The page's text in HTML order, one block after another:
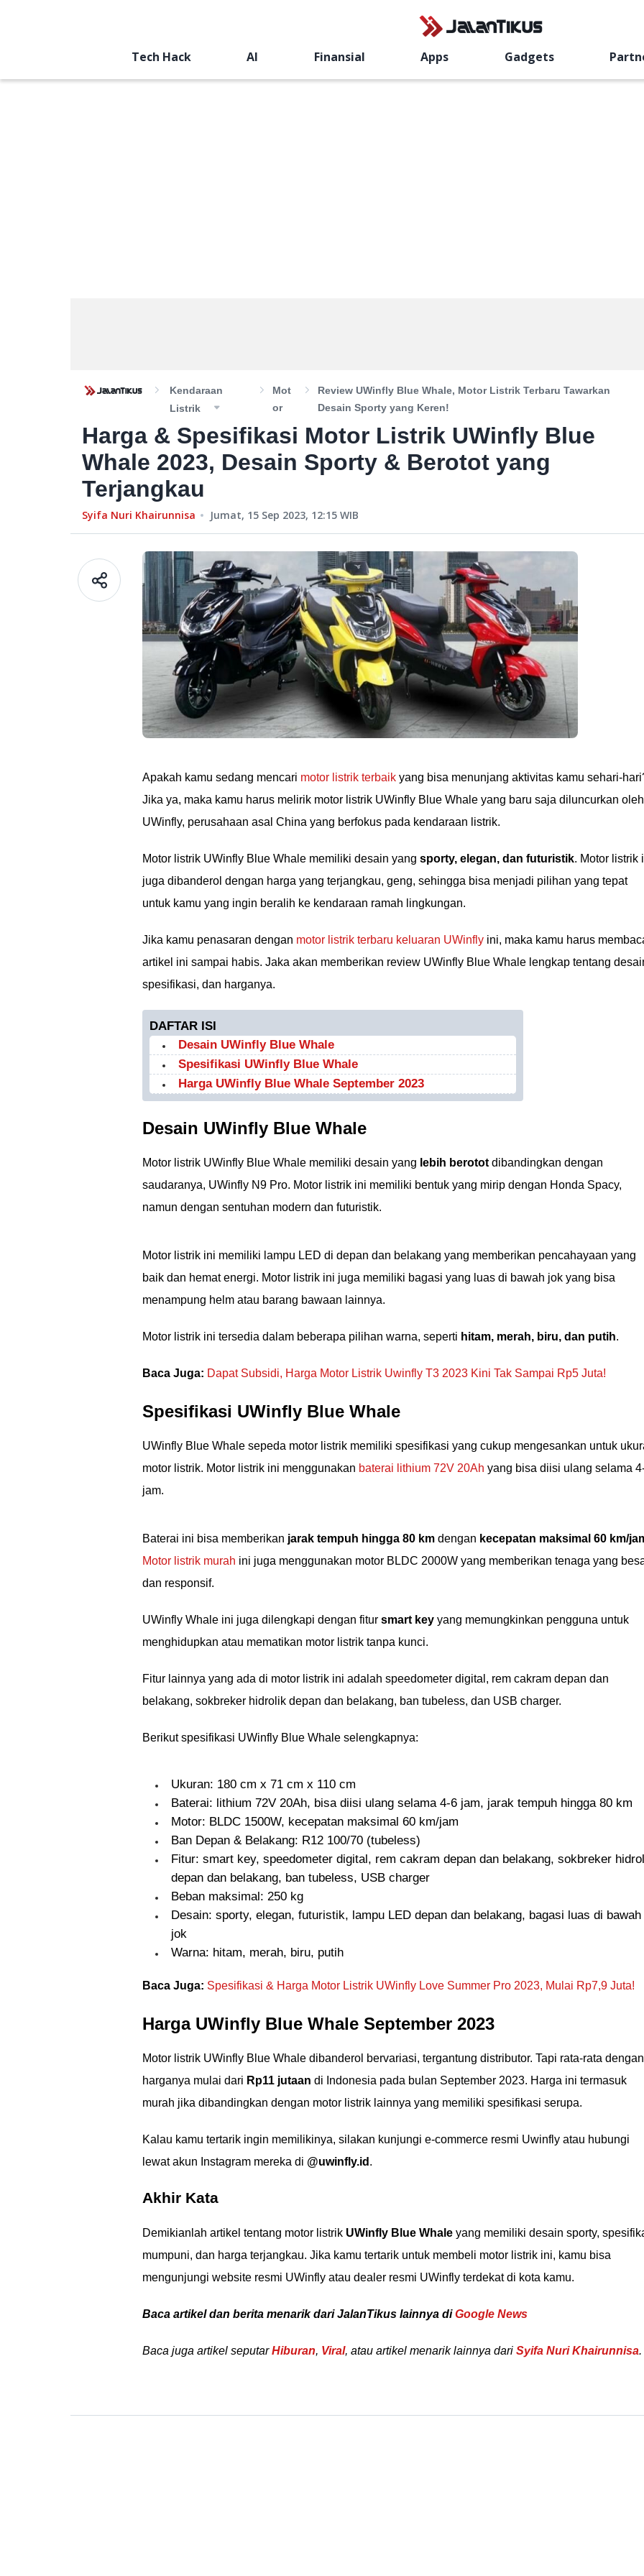
Tech Hack AI Finansial Apps Gadgets
Kendaraan
Listrik
Mot
Or
Review UWinfly Blue Whale, Motor Listrik Terbaru Tawarkan
Desain Sporty yang Keren!
Harga & Spesifikasi Motor Listrik UWinfly Blue
Whale 2023, Desain Sporty & Berotot yang
Terjangkau
Syifa Nuri Khairunnisa Jumat, 15 Sep 2023, 12:15 WIB
Apakah kamu sedang mencari motor listrik terbaik yang bisa menunjang aktivitas kamu sehari-
Jika ya, maka kamu harus melirik motor listrik UWinfly Blue Whale yang baru saja diluncurkan oleh
UWinfly, perusahaan asal China yang berfokus pada kendaraan listrik.
Motor listrik UWinfly Blue Whale memiliki desain yang sporty, elegan, dan futuristik. Motor listrik
juga dibanderol dengan harga yang terjangkau, geng, sehingga bisa menjadi pilihan yang tepat
untuk kamu yang ingin beralih ke kendaraan ramah lingkungan.
Jika kamu penasaran dengan motor listrik terbaru keluaran UWinfly ini, maka kamu harus
artikel ini sampai habis. Jaka akan memberikan review UWinfly Blue Whale lengkap tentang
spesifikasi, dan harganya.
DAFTAR ISI
Desain UWinfly Blue Whale
Spesifikasi UWinfly Blue Whale
Harga UWinfly Blue Whale September 2023
Desain UWinfly Blue Whale
Motor listrik UWinfly Blue Whale memiliki desain yang lebih berotot dibandingkan dengan
saudaranya, UWinfly N9 Pro. Motor listrik ini memiliki bentuk yang mirip dengan Honda Spacy,
namun dengan sentuhan modern dan futuristik.
Motor listrik ini memiliki lampu LED di depan dan belakang yang memberikan pencahayaan yang
baik dan hemat energi. Motor listrik ini juga memiliki bagasi yang luas di bawah jok yang bisa
menampung helm atau barang bawaan lainnya.
Motor listrik ini tersedia dalam beberapa pilihan warna, seperti hitam, merah, biru, dan putih.
Baca Juga: Dapat Subsidi, Harga Motor Listrik Uwinfly T3 2023 Kini Tak Sampai Rp5 Juta!
Spesifikasi UWinfly Blue Whale
UWinfly Blue Whale sepeda motor listrik memiliki spesifikasi yang cukup mengesankan untuk
motor listrik. Motor listrik ini menggunakan baterai lithium 72V 20Ah yang bisa diisi ulang selama
jam.
Baterai ini bisa memberikan jarak tempuh hingga 80 km dengan kecepatan maksimal 60 km/
Motor listrik murah ini juga menggunakan motor BLDC 2000W yang memberikan tenaga yang
dan responsif.
UWinfly Whale ini juga dilengkapi dengan fitur smart key yang memungkinkan pengguna untuk
menghidupkan atau mematikan motor listrik tanpa kunci.
Fitur lainnya yang ada di motor listrik ini adalah speedometer digital, rem cakram depan dan
belakang, sokbreker hidrolik depan dan belakang, ban tubeless, dan USB charger.
Berikut spesifikasi UWinfly Blue Whale selengkapnya:
Ukuran: 180 cm x 71 cm x 110 cm
Baterai: lithium 72V 20Ah, bisa diisi ulang selama 4-6 jam, jarak tempuh hingga 80 km
Motor: BLDC 1500W, kecepatan maksimal 60 km/jam
Ban Depan & Belakang: R12 100/70 (tubeless)
Fitur: smart key, speedometer digital, rem cakram depan dan belakang, sokbreker
depan dan belakang, ban tubeless, USB charger
Beban maksimal: 250 kg
Desain: sporty, elegan, futuristik, lampu LED depan dan belakang, bagasi luas di bawah
jok
Warna: hitam, merah, biru, putih
Baca Juga: Spesifikasi & Harga Motor Listrik UWinfly Love Summer Pro 2023, Mulai Rp7,9 Juta!
Harga UWinfly Blue Whale September 2023
Motor listrik UWinfly Blue Whale dibanderol bervariasi, tergantung distributor. Tapi rata-rata dengan
harganya mulai dari Rp11 jutaan di Indonesia pada bulan September 2023. Harga ini termasuk
murah jika dibandingkan dengan motor listrik lainnya yang memiliki spesifikasi serupa.
Kalau kamu tertarik ingin memilikinya, silakan kunjungi e-commerce resmi Uwinfly atau hubungi
lewat akun Instagram mereka di @uwinfly.id .
Akhir Kata
Demikianlah artikel tentang motor listrik UWinfly Blue Whale yang memiliki desain sporty,
mumpuni, dan harga terjangkau. Jika kamu tertarik untuk membeli motor listrik ini, kamu bisa
mengunjungi website resmi UWinfly atau dealer resmi UWinfly terdekat di kota kamu.
Baca artikel dan berita menarik dari JalanTikus lainnya diGoogle News
Baca juga artikel seputarHiburan, Viral, atau artikel menarik lainnya dari Syifa Nuri Khairunnisa.